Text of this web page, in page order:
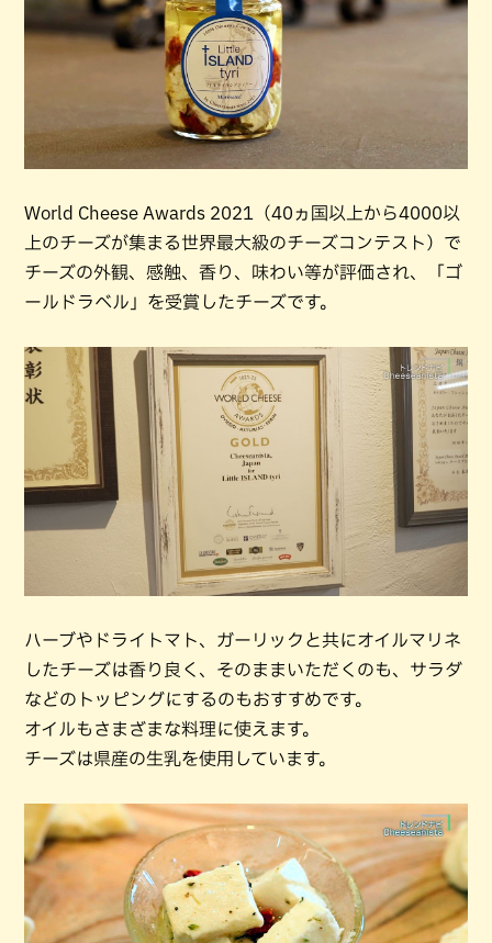
World Cheese Awards 2021（40ヵ国以上から4000以
上のチーズが集まる世界最大級のチーズコンテスト）で
チーズの外観、感触、香り、味わい等が評価され、「ゴ
ールドラベル」を受賞したチーズです。
ハーブやドライトマト、ガーリックと共にオイルマリネ
したチーズは香り良く、そのままいただくのも、サラダ
などのトッピングにするのもおすすめです。
オイルもさまざまな料理に使えます。
チーズは県産の生乳を使用しています。